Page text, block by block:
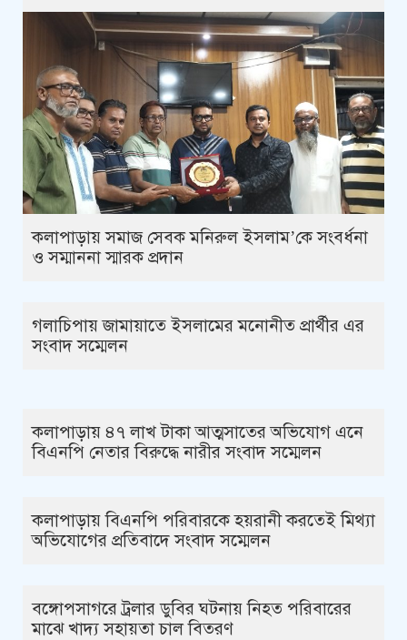
কলাপাড়ায় সমাজ সেবক মনিরুল ইসলাম’কে সংবর্ধনা
ও সম্মাননা স্মারক প্রদান
গলাচিপায় জামায়াতে ইসলামের মনোনীত প্রার্থীর এর
সংবাদ সম্মেলন
কলাপাড়ায় ৪৭ লাখ টাকা আত্মসাতের অভিযোগ এনে
বিএনপি নেতার বিরুদ্ধে নারীর সংবাদ সম্মেলন
কলাপাড়ায় বিএনপি পরিবারকে হয়রানী করতেই মিথ্যা
অভিযোগের প্রতিবাদে সংবাদ সম্মেলন
বঙ্গোপসাগরে ট্রলার ডুবির ঘটনায় নিহত পরিবারের
মাঝে খাদ্য সহায়তা চাল বিতরণ